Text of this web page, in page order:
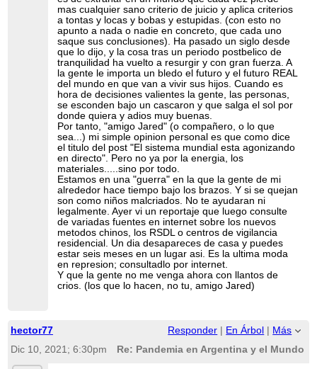
mas cualquier sano criterio de juicio y aplica criterios
a tontas y locas y bobas y estupidas. (con esto no
apunto a nada o nadie en concreto, que cada uno
saque sus conclusiones). Ha pasado un siglo desde
que lo dijo, y la cosa tras un periodo postbelico de
tranquilidad ha vuelto a resurgir y con gran fuerza. A
la gente le importa un bledo el futuro y el futuro REAL
del mundo en que van a vivir sus hijos. Cuando es
hora de decisiones valientes la gente, las personas,
se esconden bajo un cascaron y que salga el sol por
donde quiera y adios muy buenas.
Por tanto, "amigo Jared" (o compañero, o lo que
sea...) mi simple opinion personal es que como dice
el titulo del post "El sistema mundial esta agonizando
en directo". Pero no ya por la energia, los
materiales.....sino por todo.
Estamos en una "guerra" en la que la gente de mi
alrededor hace tiempo bajo los brazos. Y si se quejan
son como niños malcriados. No te ayudaran ni
legalmente. Ayer vi un reportaje que luego consulte
de variadas fuentes en internet sobre los nuevos
metodos chinos, los RSDL o centros de vigilancia
residencial. Un dia desapareces de casa y puedes
estar seis meses en un lugar asi. Es la ultima moda
en represion; consultadlo por internet.
Y que la gente no me venga ahora con llantos de
crios. (los que lo hacen, no tu, amigo Jared)
hector77 Responder En Árbol
Más
Dic 10, 2021; 6:30pm
Re: Pandemia en Argentina y el Mundo